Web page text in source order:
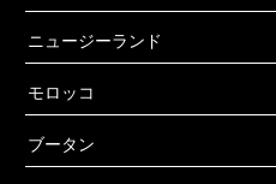
ニュージーランド
モロッコ
ブータン